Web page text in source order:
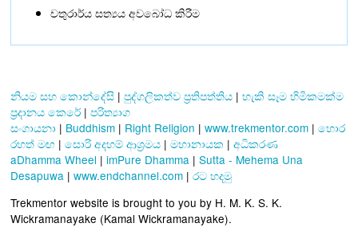
චතුරාර්ය සත්‍යය අවබෝධ කිරීම
නියම සහ කොන්දේසි | පුද්ගලිකත්ව ප්‍රතිපත්තිය | හැකි සෑම හිමිකමක්ම
ප්‍රදානය කෙරේ | පරිත්‍යාග
සංගායනා | Buddhism | Right Religion | www.trekmentor.com | හොර
රහත් මඟ | සොරි අදහම් ආශ්‍රමය | මහානායක | අධිකරණ
aDhamma Wheel | imPure Dhamma | Sutta - Mehema Una
Desapuwa | www.endchannel.com | රට හදමු
Trekmentor website is brought to you by H. M. K. S. K.
Wickramanayake (Kamal Wickramanayake).